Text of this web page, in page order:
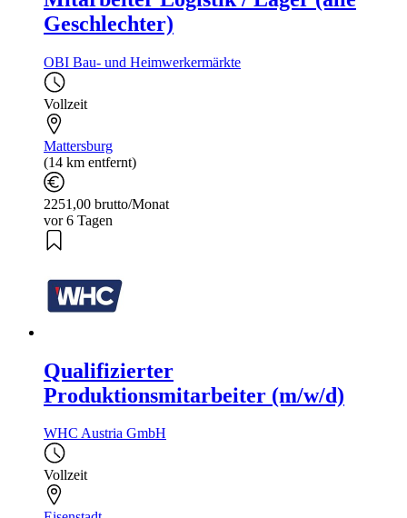
Geschlechter)
OBI Bau- und Heimwerkermärkte
Vollzeit
Mattersburg
(14 km entfernt)
2251,00 brutto/Monat
vor 6 Tagen
Qualifizierter
Produktionsmitarbeiter (m/w/d)
WHC Austria GmbH
Vollzeit